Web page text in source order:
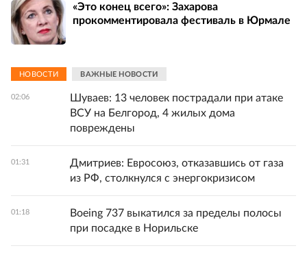
«Это конец всего»: Захарова
прокомментировала фестиваль в Юрмале
НОВОСТИ ВАЖНЫЕ НОВОСТИ
02:06
Шуваев: 13 человек пострадали при атаке
ВСУ на Белгород, 4 жилых дома
повреждены
01:31
Дмитриев: Евросоюз, отказавшись от газа
из РФ, столкнулся с энергокризисом
01:18
Boeing 737 выкатился за пределы полосы
при посадке в Норильске